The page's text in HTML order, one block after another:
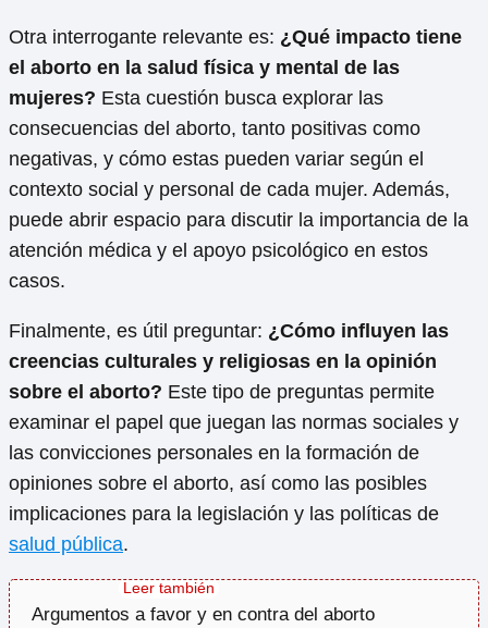
Otra interrogante relevante es: ¿Qué impacto tiene
el aborto en la salud física y mental de las
mujeres? Esta cuestión busca explorar las
consecuencias del aborto, tanto positivas como
negativas, y cómo estas pueden variar según el
contexto social y personal de cada mujer. Además,
puede abrir espacio para discutir la importancia de la
atención médica y el apoyo psicológico en estos
casos.
Finalmente, es útil preguntar: ¿Cómo influyen las
creencias culturales y religiosas en la opinión
sobre el aborto? Este tipo de preguntas permite
examinar el papel que juegan las normas sociales y
las convicciones personales en la formación de
opiniones sobre el aborto, así como las posibles
implicaciones para la legislación y las políticas de
salud pública.
Argumentos a favor y en contra del aborto